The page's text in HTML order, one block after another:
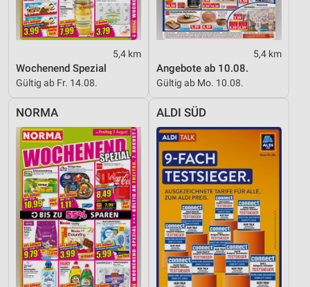
5,4 km
Wochenend Spezial
Gültig ab Fr. 14.08.
5,4 km
Angebote ab 10.08.
Gültig ab Mo. 10.08.
NORMA ALDI SÜD